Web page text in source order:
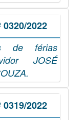
0320/2022
de férias
JOSÉ
0319/2022